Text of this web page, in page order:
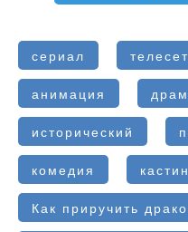
сериал
анимация
исторический
комедия
Как приручить